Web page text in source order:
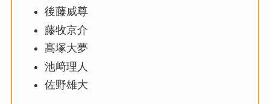
後藤威尊
藤牧京介
髙塚大夢
池﨑理人
佐野雄大